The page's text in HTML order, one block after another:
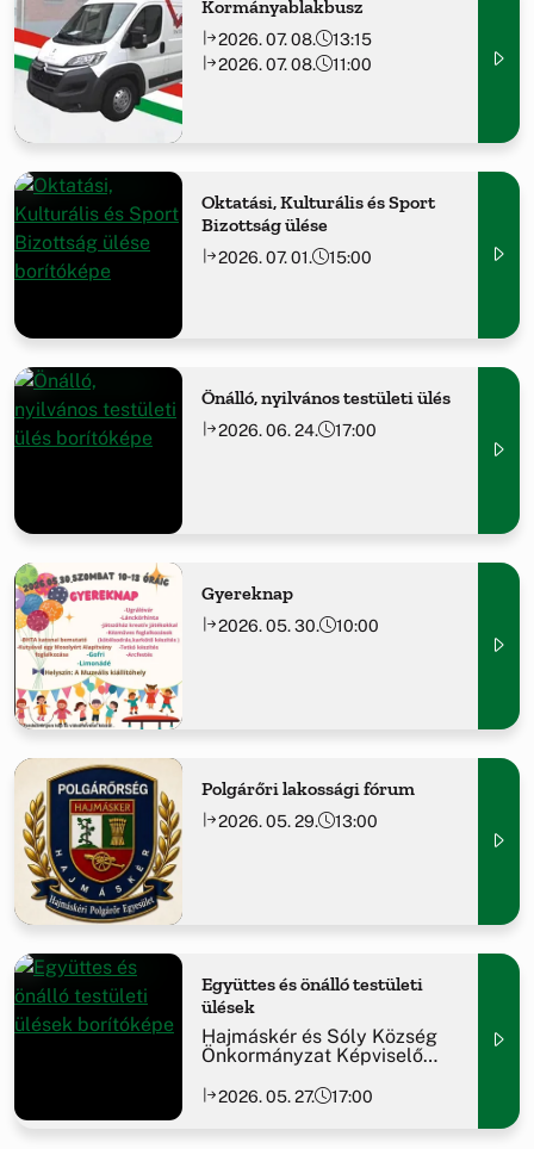
Kormányablakbusz
2026. 07. 08.
13:15
2026. 07. 08.
11:00
Oktatási, Kulturális és Sport
Bizottság ülése
2026. 07. 01. 15:00
Önálló, nyilvános testületi ülés
2026. 06. 24. 17:00
Gyereknap
2026. 05. 30. 10:00
Polgárőri lakossági fórum
2026. 05. 29. 13:00
Együttes és önálló testületi
ülések
Hajmáskér és Sóly Község
Önkormányzat Képviselő
követően Hajmáskér Község
2026. 05. 27. 17:00